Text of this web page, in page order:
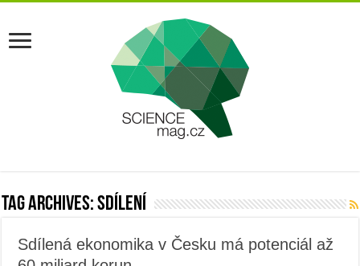
Tag Archives:sdílení
Sdílená ekonomika v Česku má potenciál až